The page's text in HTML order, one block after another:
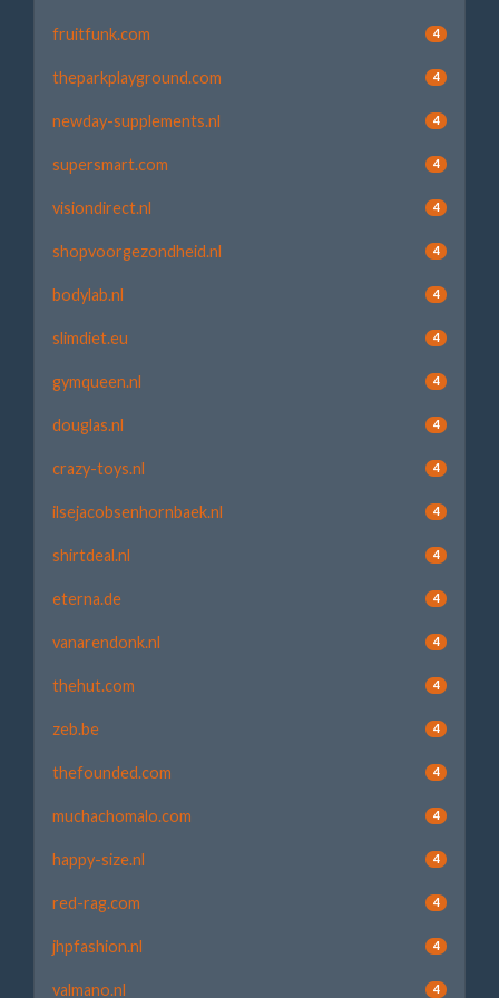
fruitfunk.com 4
theparkplayground.com 4
newday-supplements.nl 4
supersmart.com 4
visiondirect.nl 4
shopvoorgezondheid.nl 4
bodylab.nl 4
slimdiet.eu 4
gymqueen.nl 4
douglas.nl 4
crazy-toys.nl 4
ilsejacobsenhornbaek.nl 4
shirtdeal.nl 4
eterna.de 4
vanarendonk.nl 4
thehut.com 4
zeb.be 4
thefounded.com 4
muchachomalo.com 4
happy-size.nl 4
red-rag.com 4
jhpfashion.nl 4
valmano.nl 4